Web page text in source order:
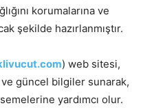
korumalarına ve
şekilde hazırlanmıştır.
) web sitesi,
güncel bilgiler sunarak,
yardımcı olur.